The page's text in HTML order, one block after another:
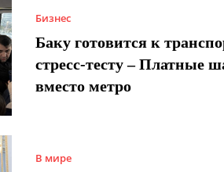
Бизнес
Баку готовится к
стресс-тесту – Платные
вместо метро
В мире